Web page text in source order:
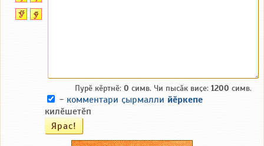
Пурӗ кӗртнӗ: 0 симв. Чи пысӑк виҫе: 1200 симв.
- комментари ҫырмалли йӗркепе
килӗшетӗп